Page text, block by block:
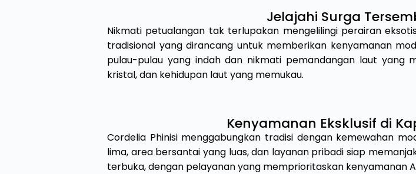
Jelajahi Surga
Nikmati petualangan tak terlupakan mengelilingi perairan
tradisional yang dirancang untuk memberikan kenyamanan
pulau-pulau yang indah dan nikmati pemandangan laut yang
kristal, dan kehidupan laut yang memukau.
Kenyamanan Eksklusif di
Cordelia Phinisi menggabungkan tradisi dengan kemewahan
lima, area bersantai yang luas, dan layanan pribadi siap
terbuka, dengan pelayanan yang memprioritaskan kenyamanan